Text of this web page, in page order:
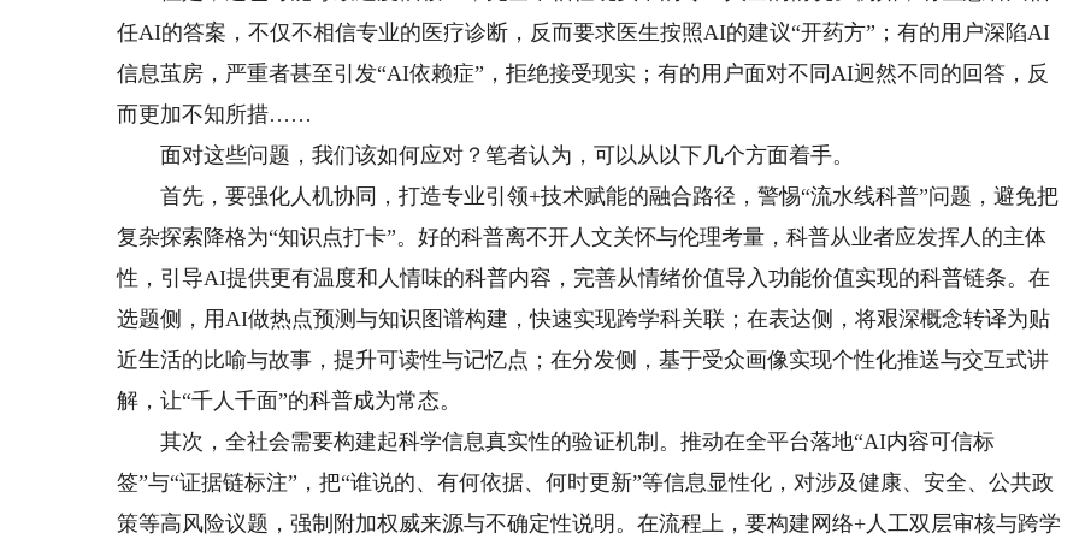
任AI的答案，不仅不相信专业的医疗诊断，反而要求医生按照AI的建议“开药方”；有的用户深陷AI
信息茧房，严重者甚至引发“AI依赖症”，拒绝接受现实；有的用户面对不同AI迥然不同的回答，反
而更加不知所措……
面对这些问题，我们该如何应对？笔者认为，可以从以下几个方面着手。
首先，要强化人机协同，打造专业引领+技术赋能的融合路径，警惕“流水线科普”问题，避免把
复杂探索降格为“知识点打卡”。好的科普离不开人文关怀与伦理考量，科普从业者应发挥人的主体
性，引导AI提供更有温度和人情味的科普内容，完善从情绪价值导入功能价值实现的科普链条。在
选题侧，用AI做热点预测与知识图谱构建，快速实现跨学科关联；在表达侧，将艰深概念转译为贴
近生活的比喻与故事，提升可读性与记忆点；在分发侧，基于受众画像实现个性化推送与交互式讲
解，让“千人千面”的科普成为常态。
其次，全社会需要构建起科学信息真实性的验证机制。推动在全平台落地“AI内容可信标
签”与“证据链标注”，把“谁说的、有何依据、何时更新”等信息显性化，对涉及健康、安全、公共政
策等高风险议题，强制附加权威来源与不确定性说明。在流程上，要构建网络+人工双层审核与跨学